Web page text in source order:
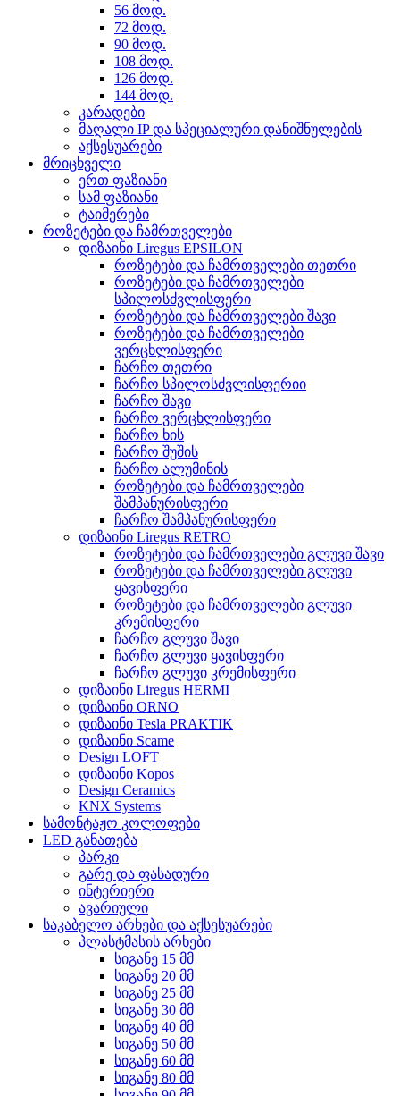
56 მოდ.
72 მოდ.
90 მოდ.
108 მოდ.
126 მოდ.
144 მოდ.
კარადები
მაღალი IP და სპეციალური დანიშნულების
აქსესუარები
მრიცხველი
ერთ ფაზიანი
სამ ფაზიანი
ტაიმერები
როზეტები და ჩამრთველები
დიზაინი Liregus EPSILON
როზეტები და ჩამრთველები თეთრი
როზეტები და ჩამრთველები
სპილოსძვლისფერი
როზეტები და ჩამრთველები შავი
როზეტები და ჩამრთველები
ვერცხლისფერი
ჩარჩო თეთრი
ჩარჩო სპილოსძვლისფერიი
ჩარჩო შავი
ჩარჩო ვერცხლისფერი
ჩარჩო ხის
ჩარჩო შუშის
ჩარჩო ალუმინის
როზეტები და ჩამრთველები
შამპანურისფერი
ჩარჩო შამპანურისფერი
დიზაინი Liregus RETRO
როზეტები და ჩამრთველები გლუვი შავი
როზეტები და ჩამრთველები გლუვი
ყავისფერი
როზეტები და ჩამრთველები გლუვი
კრემისფერი
ჩარჩო გლუვი შავი
ჩარჩო გლუვი ყავისფერი
ჩარჩო გლუვი კრემისფერი
დიზაინი Liregus HERMI
დიზაინი ORNO
დიზაინი Tesla PRAKTIK
დიზაინი Scame
Design LOFT
დიზაინი Kopos
Design Ceramics
KNX Systems
სამონტაჟო კოლოფები
LED განათება
პარკი
გარე და ფასადური
ინტერიერი
ავარიული
საკაბელო არხები და აქსესუარები
პლასტმასის არხები
სიგანე 15 მმ
სიგანე 20 მმ
სიგანე 25 მმ
სიგანე 30 მმ
სიგანე 40 მმ
სიგანე 50 მმ
სიგანე 60 მმ
სიგანე 80 მმ